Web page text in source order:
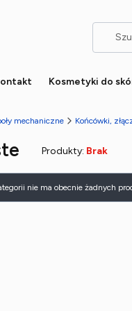
Kosmetyki do
mechaniczne Końcówki,
Produkty: Brak
produktów
nie ma obecnie żadnych